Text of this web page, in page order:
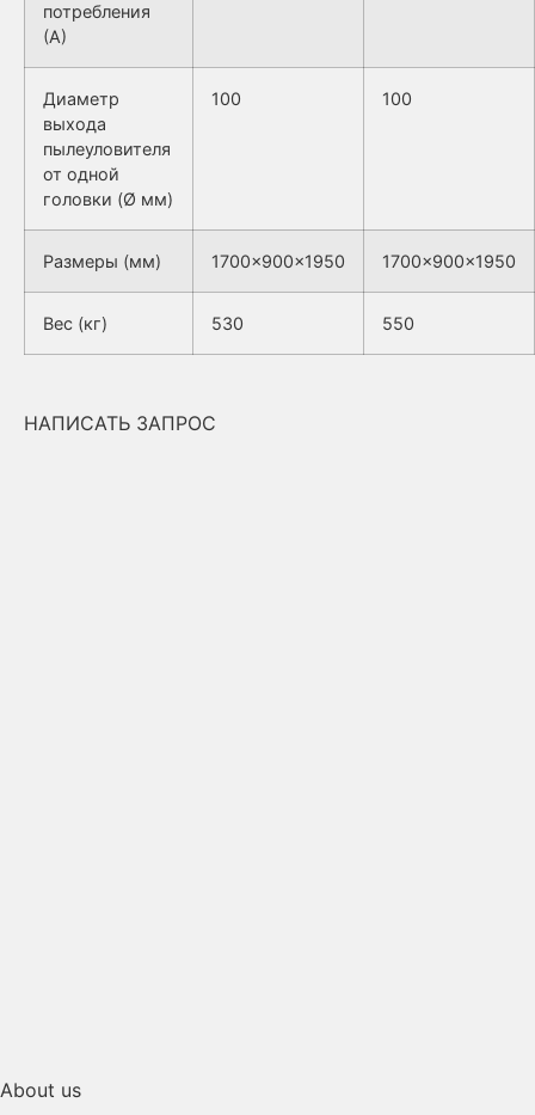
потребления
(А)
Диаметр
выхода
пылеуловителя
от одной
головки (Ø мм)
100 100
Размеры (мм) 1700x900x1950 1700x900x1950
Вес (кг) 530 550
НАПИСАТЬ ЗАПРОС
About us